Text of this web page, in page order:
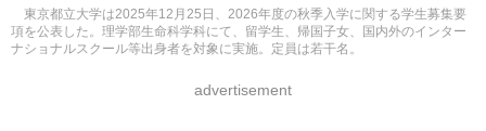
東京都立大学は2025年12月25日、2026年度の秋季入学に関する学生募集要
項を公表した。理学部生命科学科にて、留学生、帰国子女、国内外のインター
ナショナルスクール等出身者を対象に実施。定員は若干名。
advertisement